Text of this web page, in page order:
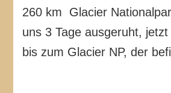
260 km Glacier
uns 3 Tage ausgeruht, jetzt
bis zum Glacier NP, der